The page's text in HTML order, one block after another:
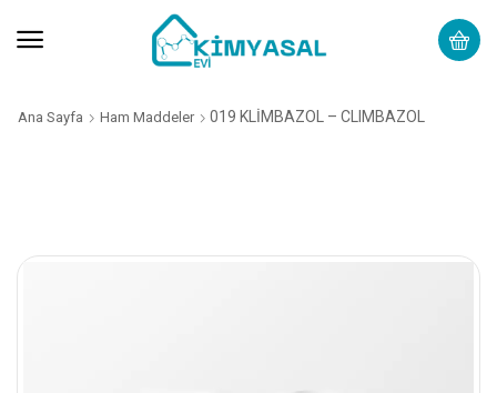
Ana Sayfa Ham Maddeler 019 KLİMBAZOL – CLIMBAZOL